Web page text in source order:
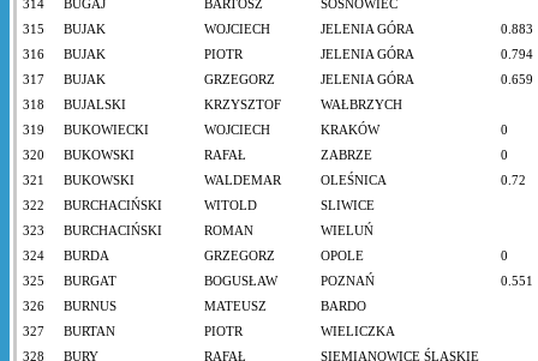
314
BUGAJ BARTOSZ
SOSNOWIEC
315
BUJAK WOJCIECH JELENIA GÓRA
0.883
316
BUJAK PIOTR JELENIA GÓRA
0.794
317
BUJAK GRZEGORZ JELENIA GÓRA
0.659
318
BUJALSKI KRZYSZTOF
WAŁBRZYCH
319
BUKOWIECKI WOJCIECH KRAKÓW
0
320
BUKOWSKI RAFAŁ ZABRZE
0
321
BUKOWSKI WALDEMAR OLEŚNICA
0.72
322
BURCHACIŃSKI WITOLD
SLIWICE
323
BURCHACIŃSKI ROMAN
WIELUŃ
324
BURDA GRZEGORZ OPOLE
0
325
BURGAT BOGUSŁAW POZNAŃ
0.551
326
BURNUS MATEUSZ
BARDO
327
BURTAN PIOTR
WIELICZKA
328
BURY RAFAŁ SIEMIANOWICE ŚLĄSKIE